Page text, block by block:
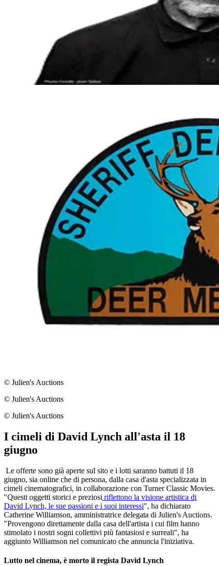
© Julien's Auctions
© Julien's Auctions
© Julien's Auctions
I cimeli di David Lynch all'asta il 18
giugno
Le offerte sono già aperte sul sito e i lotti saranno battuti il 18
giugno, sia online che di persona, dalla casa d'asta specializzata in
cimeli cinematografici, in collaborazione con Turner Classic Movies.
"Questi oggetti storici e preziosi riflettono la visione artistica di
David Lynch, le sue passioni e i suoi interessi", ha dichiarato
Catherine Williamson, amministratrice delegata di Julien's Auctions.
"Provengono direttamente dalla casa dell'artista i cui film hanno
stimolato i nostri sogni collettivi più fantasiosi e surreali", ha
aggiunto Williamson nel comunicato che annuncia l'iniziativa.
Lutto nel cinema, è morto il regista David Lynch